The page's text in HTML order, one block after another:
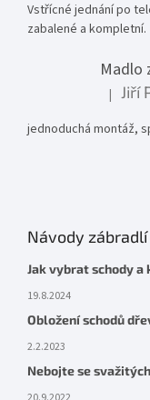
Vstřícné jednání po
zabalené a kompletní.
| Jiří
jednoduchá montáž,
Návody zábradlí
Jak vybrat schody a
19.8.2024
Obložení schodů
2.2.2023
Nebojte se